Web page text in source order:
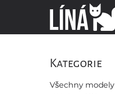
Kategorie
Všechny modely